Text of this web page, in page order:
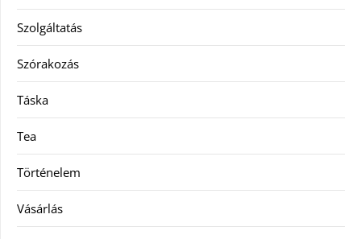
Szolgáltatás
Szórakozás
Táska
Tea
Történelem
Vásárlás